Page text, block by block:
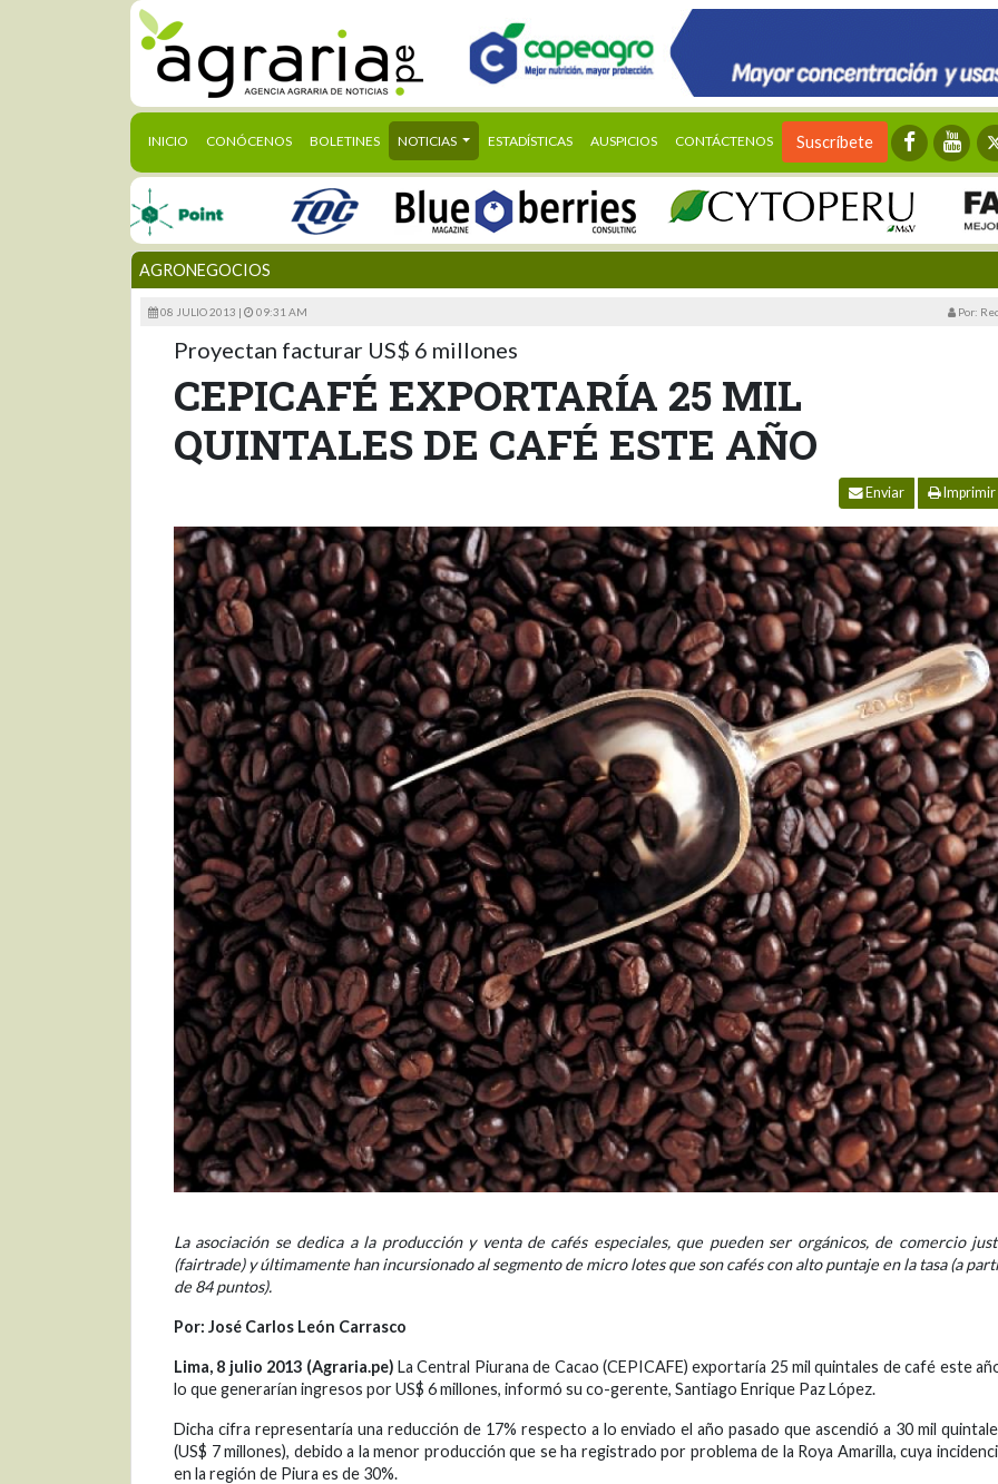
INICIO (CURRENT)
CONÓCENOS BOLETINES NOTICIAS ESTADÍSTICAS AUSPICIOS CONTÁCTENOS Suscríbete
AGRONEGOCIOS
08 JULIO 2013 | 09:31 AM Por:
Proyectan facturar US$ 6 millones
CEPICAFÉ EXPORTARÍA 25 MIL
QUINTALES DE CAFÉ ESTE AÑO
Enviar Imprimir
La asociación se dedica a la producción y venta de cafés especiales, que pueden ser orgánicos, de comercio
(fairtrade) y últimamente han incursionado al segmento de micro lotes que son cafés con alto puntaje en la tasa (a
de 84 puntos).
Por: José Carlos León Carrasco
Lima, 8 julio 2013 (Agraria.pe) La Central Piurana de Cacao (CEPICAFE) exportaría 25 mil quintales de café este
lo que generarían ingresos por US$ 6 millones, informó su co-gerente, Santiago Enrique Paz López.
Dicha cifra representaría una reducción de 17% respecto a lo enviado el año pasado que ascendió a 30 mil
(US$ 7 millones), debido a la menor producción que se ha registrado por problema de la Roya Amarilla, cuya
en la región de Piura es de 30%.